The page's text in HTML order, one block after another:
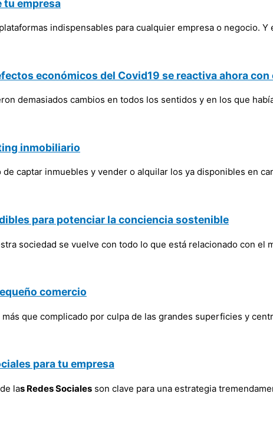
tu empresa
indispensables para cualquier empresa o negocio.
económicos del Covid19 se reactiva ahora
demasiados cambios en todos los sentidos y en los que
inmobiliario
captar inmuebles y vender o alquilar los ya disponibles en
para potenciar la conciencia sostenible
sociedad se vuelve con todo lo que está relacionado con el
comercio
que complicado por culpa de las grandes superficies y
para tu empresa
las Redes Sociales son clave para una estrategia